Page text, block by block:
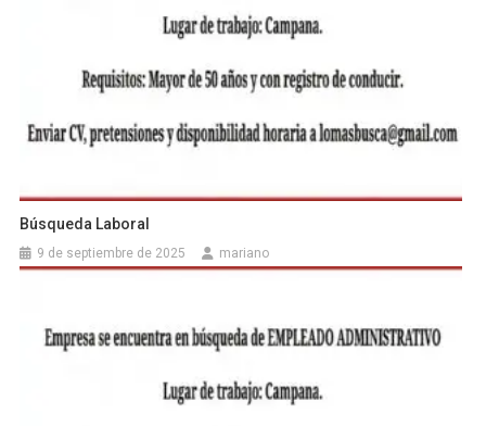
Búsqueda Laboral
9 de septiembre de 2025 mariano